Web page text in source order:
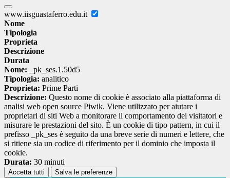
www.iisguastaferro.edu.it
Nome
Tipologia
Proprieta
Descrizione
Durata
Nome: _pk_ses.1.50d5
Tipologia: analitico
Proprieta: Prime Parti
Descrizione: Questo nome di cookie è associato alla piattaforma di
analisi web open source Piwik. Viene utilizzato per aiutare i
proprietari di siti Web a monitorare il comportamento dei visitatori e
misurare le prestazioni del sito. È un cookie di tipo pattern, in cui il
prefisso _pk_ses è seguito da una breve serie di numeri e lettere, che
si ritiene sia un codice di riferimento per il dominio che imposta il
cookie.
Durata: 30 minuti
Accetta tutti Salva le preferenze